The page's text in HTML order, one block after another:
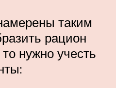
таким
рацион
нужно учесть